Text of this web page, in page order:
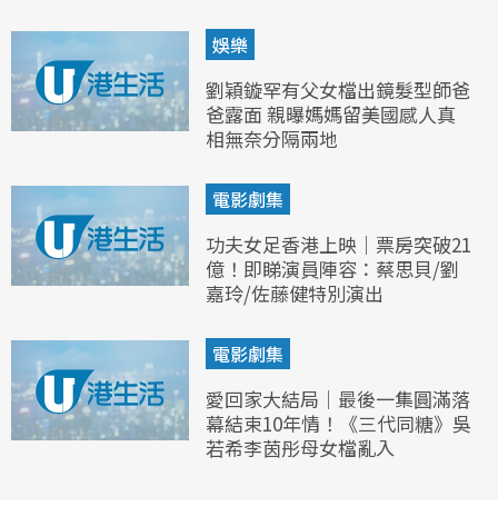
娛樂
劉穎鏇罕有父女檔出鏡髮型師爸
爸露面 親曝媽媽留美國感人真
相無奈分隔兩地
電影劇集
功夫女足香港上映｜票房突破21
億！即睇演員陣容：蔡思貝/劉
嘉玲/佐藤健特別演出
電影劇集
愛回家大結局｜最後一集圓滿落
幕結束10年情！《三代同糖》吳
若希李茵彤母女檔亂入